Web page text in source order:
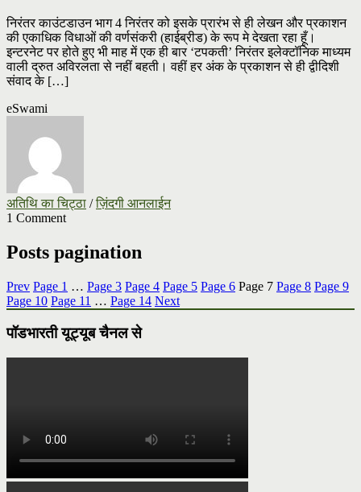
निरंतर काउंटडाउन भाग 4 निरंतर को इसके प्रारंभ से ही लेखन और प्रकाशन
की एकाधिक विधाओं की वर्णसंकरी (हाईब्रीड) के रूप मे देखता रहा हूँ।
इन्टरनेट पर होते हुए भी माह में एक ही बार ‘टपकती’ निरंतर इलेक्टॉनिक माध्यम
वाली द्रुत अविरलता से नहीं बहती। वहीं हर अंक के प्रकाशन से ही द्वीदिशी
संवाद के […]
eSwami
अतिथि का चिट्ठा /ज़िंदगी आनलाईन
1 Comment
Posts pagination
Prev Page 1 … Page 3 Page 4 Page 5 Page 6 Page 7 Page 8 Page 9
Page 10 Page 11 … Page 14 Next
पॉडभारती यूट्यूब चैनल से